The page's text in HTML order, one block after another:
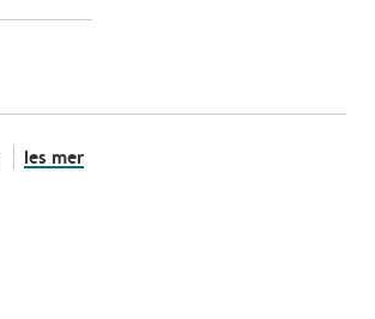
les mer